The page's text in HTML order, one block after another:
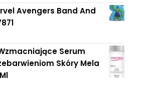
Avengers Band And
Serum
Skóry Mela